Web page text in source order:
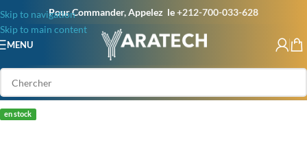
Skip to navigation
Skip to main content
Pour Commander, Appelez le+212-700-033-628
MENU
en stock